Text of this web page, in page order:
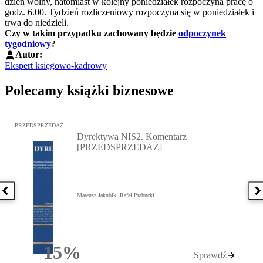
godz. 6.00. Tydzień rozliczeniowy rozpoczyna się w poniedziałek i
trwa do niedzieli.
Czy w takim przypadku zachowany będzie odpoczynek
tygodniowy?
Autor:
Ekspert księgowo-kadrowy
Polecamy książki biznesowe
Poprzednia książka
Przejdź do: Dyrektywa NIS2. Komentarz [PRZEDSPRZEDAŻ],
PRZEDSPRZEDAŻ
15%
Dyrektywa NIS2. Komentarz
[PRZEDSPRZEDAŻ]
Mateusz Jakubik, Rafał Prabucki
Sprawdź